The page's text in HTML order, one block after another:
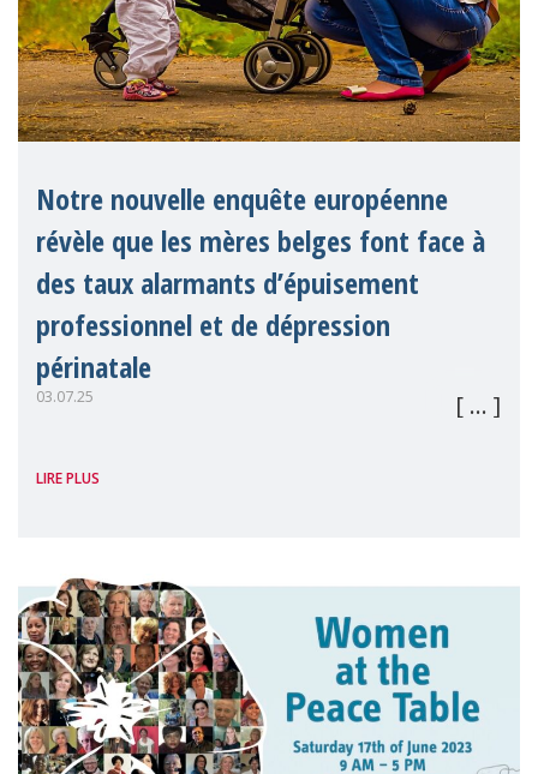
Notre nouvelle enquête européenne
révèle que les mères belges font face à
des taux alarmants d’épuisement
professionnel et de dépression
périnatale
03.07.25
de la santé mentale. Selon l'enquête « Etat
par Make Mothers Matter (MMM) et
Kantar, la Belgique affiche les taux les pl
LIRE PLUS